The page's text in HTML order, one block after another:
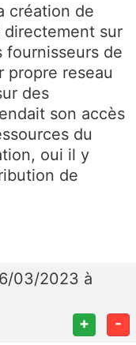
création de
sur
fournisseurs de
propre reseau
des
son accès
du
oui il y
de
03/2023 à
+ -